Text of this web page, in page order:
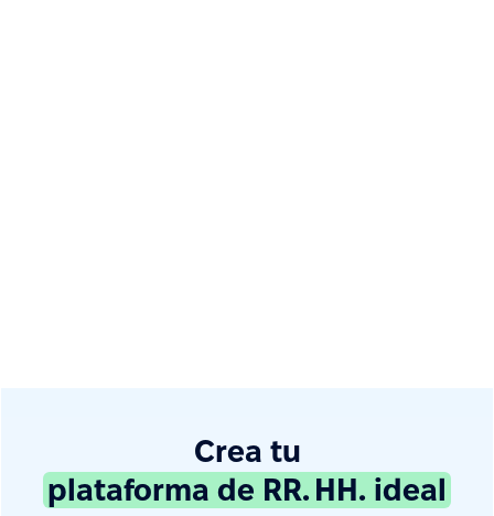
Crea tu
plataforma de RR. HH. ideal